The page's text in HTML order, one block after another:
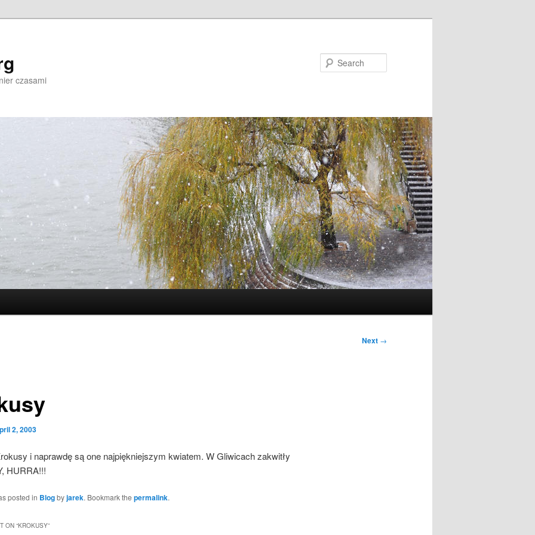
czasami
Next →
2, 2003
i naprawdę są one najpiękniejszym kwiatem. W Gliwicach zakwitły
HURRA!!!
posted in Blogbyjarek. Bookmark the permalink.
ON “KROKUSY”